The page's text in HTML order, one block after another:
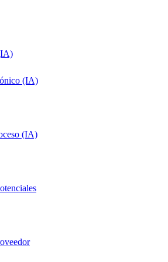
(IA)
(IA)